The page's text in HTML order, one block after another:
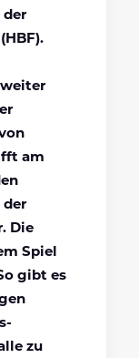
der
weiter
am
der
Die
Spiel
gibt es
zu